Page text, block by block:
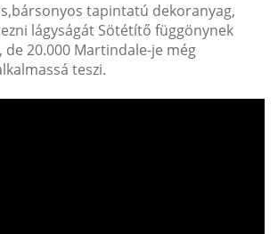
tapintatú dekoranyag,
lágyságát Sötétítő függönynek
de 20.000 Martindale-je még
teszi.